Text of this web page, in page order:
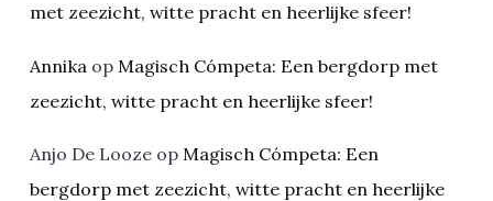
met zeezicht, witte pracht en heerlijke sfeer!
Annika op Magisch Cómpeta: Een bergdorp met
zeezicht, witte pracht en heerlijke sfeer!
Anjo De Looze op Magisch Cómpeta: Een
bergdorp met zeezicht, witte pracht en heerlijke